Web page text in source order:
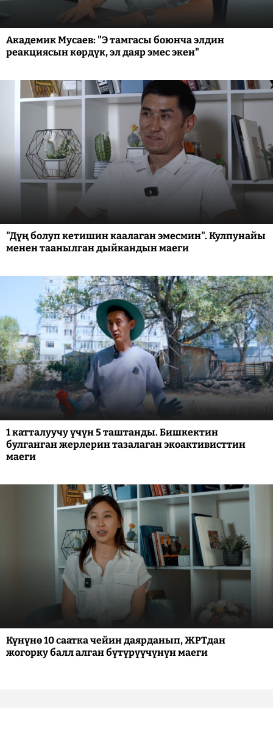
Академик Мусаев: "Э тамгасы боюнча элдин
реакциясын көрдүк, эл даяр эмес экен"
"Дүң болуп кетишин каалаган эмесмин". Кулпунайы
менен таанылган дыйкандын маеги
1 катталуучу үчүн 5 таштанды. Бишкектин
булганган жерлерин тазалаган экоактивисттин
маеги
Күнүнө 10 саатка чейин даярданып, ЖРТдан
жогорку балл алган бүтүрүүчүнүн маеги